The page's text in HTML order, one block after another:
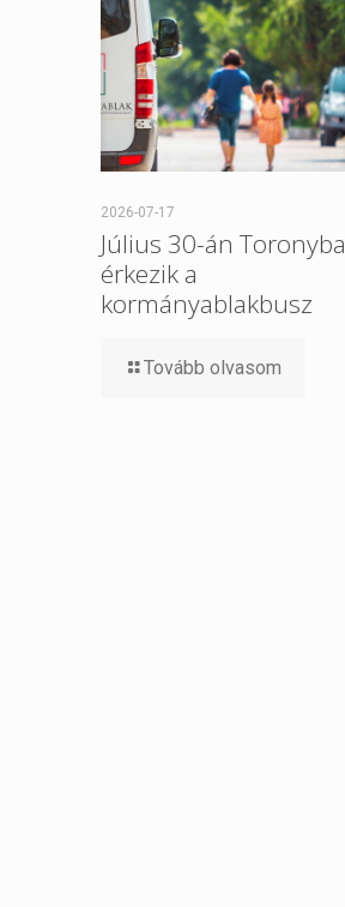
2026-07-17
Július 30-án Toronyba
érkezik a
kormányablakbusz
Tovább olvasom